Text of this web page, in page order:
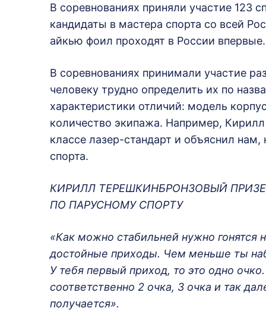
В соревнованиях приняли участие 123
кандидаты в мастера спорта со всей
айкью фоил проходят в России впервые.
В соревнованиях принимали участие
человеку трудно определить их по
характеристики отличий: модель
количество экипажа. Например,
классе лазер-стандарт и объяснил
спорта.
КИРИЛЛ ТЕРЕШКИНБРОНЗОВЫЙ
ПО ПАРУСНОМУ СПОРТУ
«Как можно стабильней нужно гонятся
достойные приходы. Чем меньше ты
У тебя первый приход, то это одно
соответственно 2 очка, 3 очка и так
получается».